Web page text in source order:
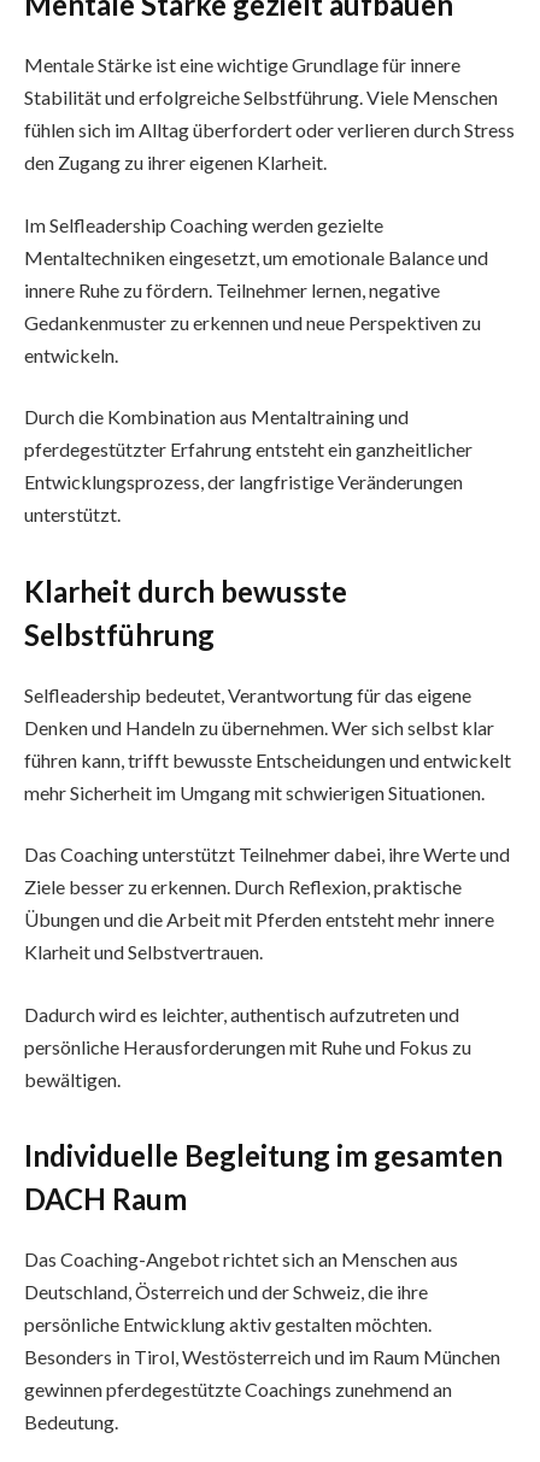
Mentale Stärke ist eine wichtige Grundlage für innere
Stabilität und erfolgreiche Selbstführung. Viele Menschen
fühlen sich im Alltag überfordert oder verlieren durch Stress
den Zugang zu ihrer eigenen Klarheit.
Im Selfleadership Coaching werden gezielte
Mentaltechniken eingesetzt, um emotionale Balance und
innere Ruhe zu fördern. Teilnehmer lernen, negative
Gedankenmuster zu erkennen und neue Perspektiven zu
entwickeln.
Durch die Kombination aus Mentaltraining und
pferdegestützter Erfahrung entsteht ein ganzheitlicher
Entwicklungsprozess, der langfristige Veränderungen
unterstützt.
Klarheit durch bewusste
Selbstführung
Selfleadership bedeutet, Verantwortung für das eigene
Denken und Handeln zu übernehmen. Wer sich selbst klar
führen kann, trifft bewusste Entscheidungen und entwickelt
mehr Sicherheit im Umgang mit schwierigen Situationen.
Das Coaching unterstützt Teilnehmer dabei, ihre Werte und
Ziele besser zu erkennen. Durch Reflexion, praktische
Übungen und die Arbeit mit Pferden entsteht mehr innere
Klarheit und Selbstvertrauen.
Dadurch wird es leichter, authentisch aufzutreten und
persönliche Herausforderungen mit Ruhe und Fokus zu
bewältigen.
Individuelle Begleitung im gesamten
DACH Raum
Das Coaching-Angebot richtet sich an Menschen aus
Deutschland, Österreich und der Schweiz, die ihre
persönliche Entwicklung aktiv gestalten möchten.
Besonders in Tirol, Westösterreich und im Raum München
gewinnen pferdegestützte Coachings zunehmend an
Bedeutung.